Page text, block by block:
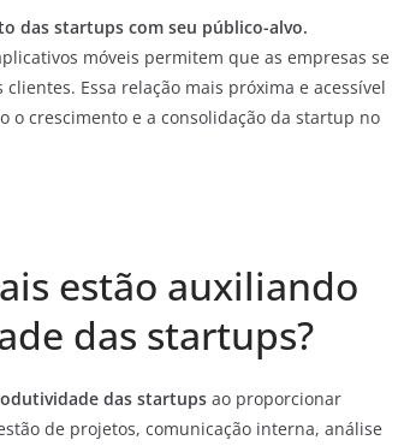
das startups com seu público-alvo.
móveis permitem que as empresas se
Essa relação mais próxima e acessível
crescimento e a consolidação da startup no
estão auxiliando
das startups?
das startups ao proporcionar
de projetos, comunicação interna, análise